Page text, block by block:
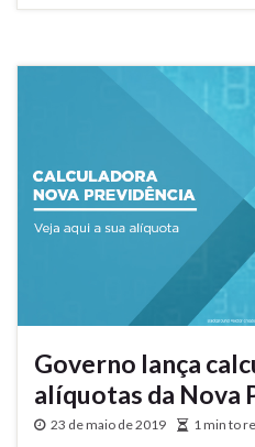
Governo lança
alíquotas da Nova
23 de maio de 2019 1 min to